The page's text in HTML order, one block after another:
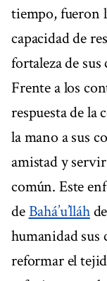
tiempo, fueron
capacidad de
fortaleza de
Frente a los
respuesta de la
la mano a sus
amistad y
común. Este
deBahá’u’lláh
humanidad sus
reformar el